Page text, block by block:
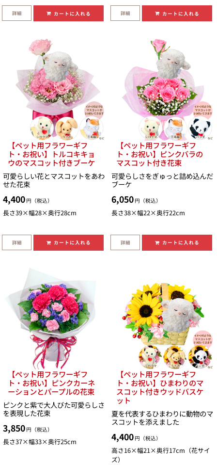
詳細 カートに入れる 詳細 カートに入れる
【ペット用フラワーギフ
ト・お祝い】トルコキキョ
ウのマスコット付きブーケ
可愛らしい花とマスコットをあわ
せた花束
4,400 円（税込）
長さ39×幅28×奥行28cm
詳細 カートに入れる
【ペット用フラワーギフ
ト・お祝い】ピンクバラの
マスコット付き花束
可愛らしさをぎゅっと詰め込んだ
ブーケ
6,050 円（税込）
長さ38×幅22×奥行22cm
詳細 カートに入れる
【ペット用フラワーギフ
ト・お祝い】ピンクカーネ
ーションとパープルの花束
ピンクと紫で大人びた可愛らしさ
を表現した花束
3,850 円（税込）
長さ37×幅33×奥行25cm
【ペット用フラワーギフ
ト・お祝い】ひまわりのマ
スコット付きウッドバスケ
ット
夏を代表するひまわりに動物のマ
スコットを添えました
4,400 円（税込）
高さ16×幅21×奥行17cm（花サイ
ズ）